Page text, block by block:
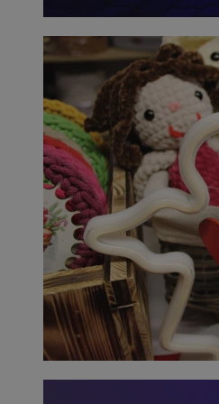
INGRESSCOOKIE
euds